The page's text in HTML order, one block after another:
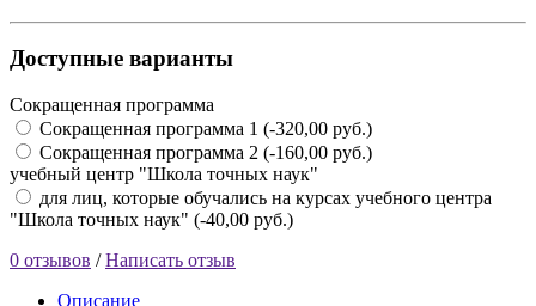
Доступные варианты
Сокращенная программа
Сокращенная программа 1 (-320,00 руб.)
Сокращенная программа 2 (-160,00 руб.)
учебный центр "Школа точных наук"
для лиц, которые обучались на курсах учебного центра
"Школа точных наук" (-40,00 руб.)
0 отзывов /Написать отзыв
Описание